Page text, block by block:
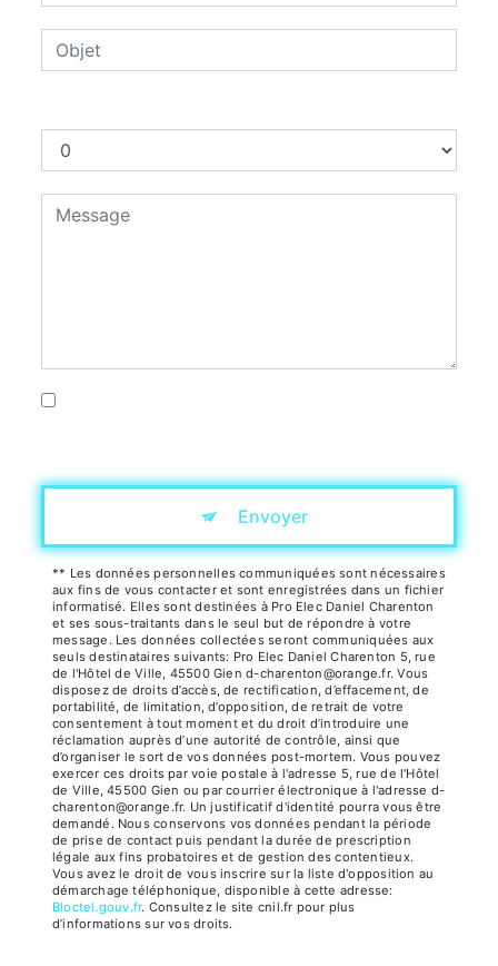
Envoyer
** Les données personnelles communiquées sont nécessaires
aux fins de vous contacter et sont enregistrées dans un fichier
informatisé. Elles sont destinées à Pro Elec Daniel Charenton
et ses sous-traitants dans le seul but de répondre à votre
message. Les données collectées seront communiquées aux
seuls destinataires suivants: Pro Elec Daniel Charenton 5, rue
de l'Hôtel de Ville, 45500 Gien d-charenton@orange.fr. Vous
disposez de droits d’accès, de rectification, d’effacement, de
portabilité, de limitation, d’opposition, de retrait de votre
consentement à tout moment et du droit d’introduire une
réclamation auprès d’une autorité de contrôle, ainsi que
d’organiser le sort de vos données post-mortem. Vous pouvez
exercer ces droits par voie postale à l'adresse 5, rue de l'Hôtel
de Ville, 45500 Gien ou par courrier électronique à l'adresse d-
charenton@orange.fr. Un justificatif d'identité pourra vous être
demandé. Nous conservons vos données pendant la période
de prise de contact puis pendant la durée de prescription
légale aux fins probatoires et de gestion des contentieux.
Vous avez le droit de vous inscrire sur la liste d'opposition au
démarchage téléphonique, disponible à cette adresse:
Bloctel.gouv.fr. Consultez le site cnil.fr pour plus
d’informations sur vos droits.